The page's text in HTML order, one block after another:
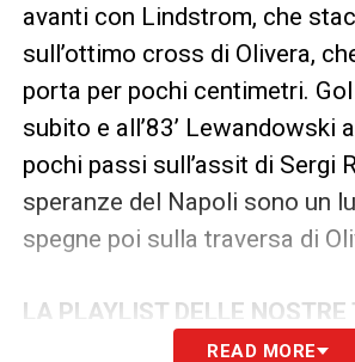
avanti con Lindstrom, che
sull’ottimo cross di Olivera,
porta per pochi centimetri.
subito e all’83’ Lewandowski
pochi passi sull’assit di Sergi
speranze del Napoli sono un
spegne poi sulla traversa di
LA PLAYLIST DELLE NOSTRE
READ MORE